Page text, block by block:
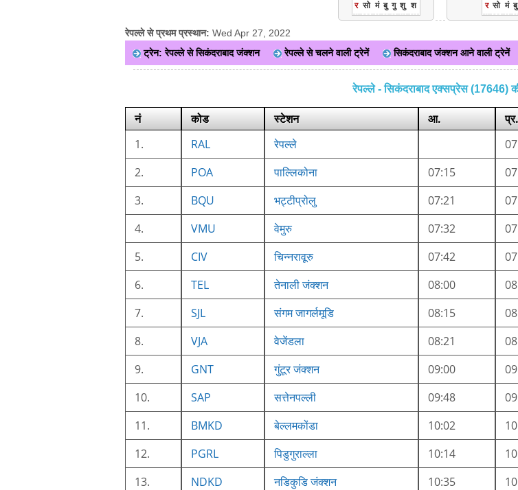
र सो मं बु गु शु श र सो मं बु
रेपल्ले से प्रथम प्रस्थान: Wed Apr 27, 2022
ट्रेन: रेपल्ले से सिकंदराबाद जंक्शन
रेपल्ले से चलने वाली ट्रेनें सिकंदराबाद जंक्शन आने वाली ट्रेनें
रेपल्ले - सिकंदराबाद एक्सप्रेस (17646)
नं कोड स्टेशन आ. प्र.
1.
RAL रेपल्ले
2.
POA पाल्लिकोना 07:15
3.
BQU भट्टीप्रोलु 07:21
4.
VMU वेमुरु 07:32
5.
CIV चिन्नरावूरु 07:42
6.
TEL तेनाली जंक्शन 08:00
7.
SJL संगम जागर्लमूडि 08:15
8.
VJA वेजेंडला 08:21
9.
GNT गुंटूर जंक्शन 09:00
10.
SAP सत्तेनपल्ली 09:48
11.
BMKD बेल्लमकोंडा 10:02
12.
PGRL पिडुगुराल्ला 10:14
13.
NDKD नडिकुडि जंक्शन 10:35